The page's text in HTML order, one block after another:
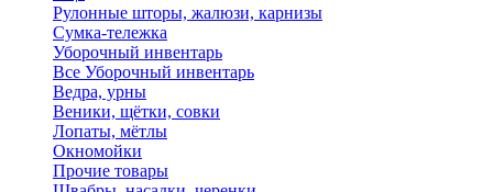
Рулонные шторы, жалюзи, карнизы
Сумка-тележка
Уборочный инвентарь
Все Уборочный инвентарь
Ведра, урны
Веники, щётки, совки
Лопаты, мётлы
Окномойки
Прочие товары